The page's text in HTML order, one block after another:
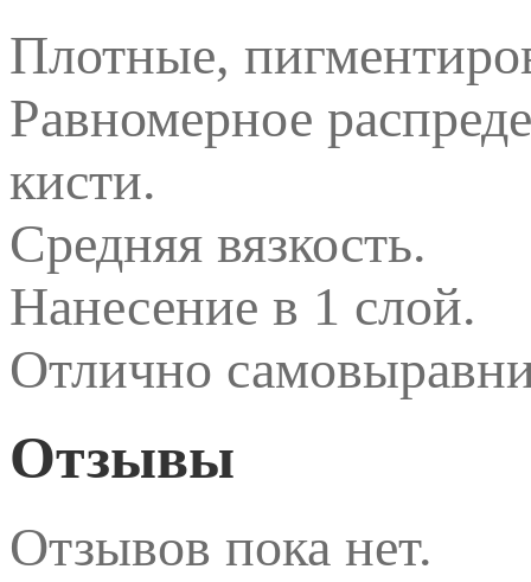
Плотные,
Равномерное
кисти.
Средняя вязкость.
Нанесение в 1 слой.
Отлично
Отзывы
Отзывов пока нет.